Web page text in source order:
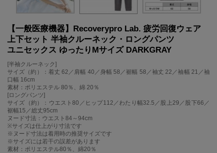
【一般医療機器】Recoverypro Lab. 疲労回復ウェア
上下セット 半袖クルーネック・ロングパンツ
ユニセックス ゆったりMサイズ DARKGRAY
[半袖クルーネック]
サイズ（約）：着丈 62／肩幅 40／身幅 58／裾幅 58／袖丈 22／袖幅 21／袖
口幅 16cm
素材：ポリエステル 80％、綿 20％
[ロングパンツ]
サイズ（約）：ウエスト80／ヒップ112／わたり幅32.5／股上29／股下66／
裾幅15／総丈95cm
ヌード寸法：ウエスト84～94cm
※サイズは仕上がり寸法です
※ヌード寸法は着用時の推奨サイズです
※サイズには若干の誤差があります
素材：ポリエステル80％、綿20％